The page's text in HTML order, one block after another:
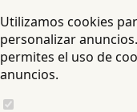
Utilizamos cookies
personalizar
permites el uso de
anuncios.